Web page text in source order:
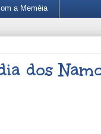
a Meméia
dos